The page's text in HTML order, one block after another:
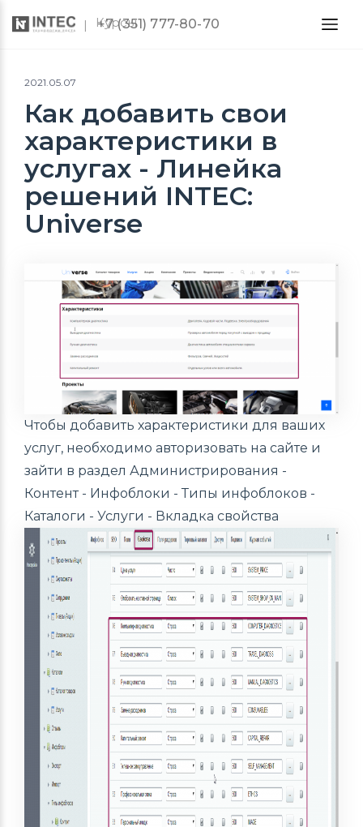
Курсы
+7 (351) 777-80-70
2021.05.07
Как добавить свои
характеристики в
услугах - Линейка
решений INTEC:
Universe
Чтобы добавить характеристики для ваших
услуг, необходимо авторизовать на сайте и
зайти в раздел Администрирования -
Контент - Инфоблоки - Типы инфоблоков -
Каталоги - Услуги - Вкладка свойства